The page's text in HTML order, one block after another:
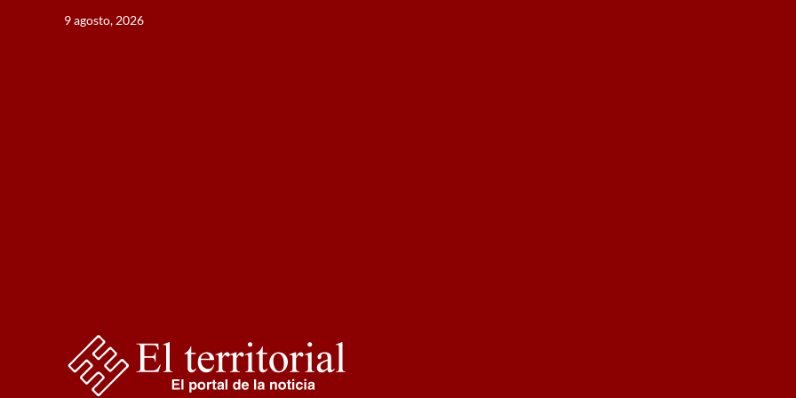
9 agosto, 2026